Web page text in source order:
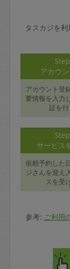
タスカジを
アカウ
アカウント登
要情報を入力
証を行
サービス
依頼予約した
ジさんを迎え
スを受
参考: ご利用